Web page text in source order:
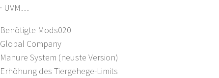
· UVM…
Benötigte Mods020
Global Company
Manure System (neuste Version)
Erhöhung des Tiergehege-Limits